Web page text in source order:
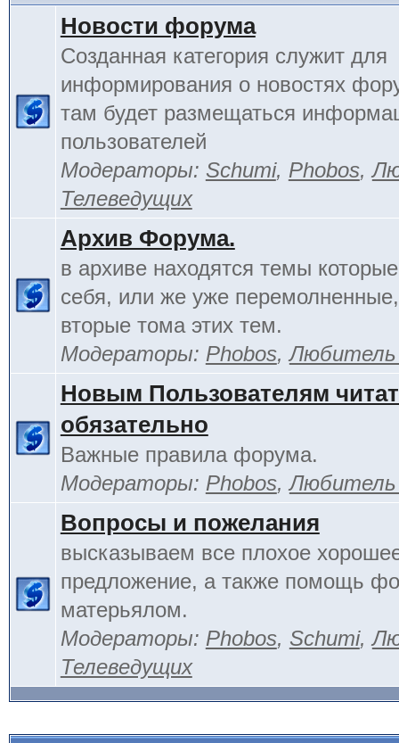
Новости форума
Созданная категория служит для
информирования о новостях
там будет размещаться
пользователей
Модераторы: Schumi, Phobos,
Телеведущих
Архив Форума.
в архиве находятся темы
себя, или же уже
вторые тома этих тем.
Модераторы: Phobos,Любитель
Новым Пользователям
обязательно
Важные правила форума.
Модераторы: Phobos,Любитель
Вопросы и пожелания
высказываем все плохое
предложение, а также помощь
матерьялом.
Модераторы: Phobos, Schumi,
Телеведущих